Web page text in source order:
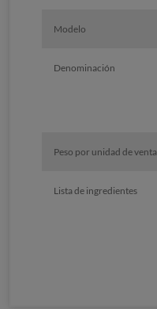
Modelo
Denominación
Peso por unidad de venta
Lista de ingredientes